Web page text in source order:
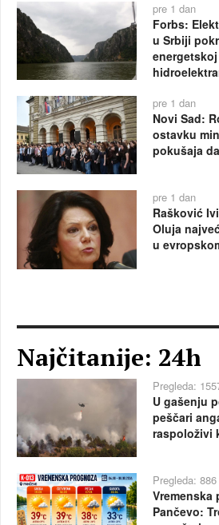
pre 1 dan
Forbs:
u Srbiji
pre 1 dan
Novi Sad:
ostavku
pokušaja
pre 1 dan
Rašković
Oluja
u
Najčitanije: 24h
Pregleda:
U gašenju
peščari
raspoloživi
Pregleda: 886
Vremenska
Pančevo: